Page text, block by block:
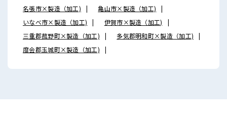
名張市×製造（加工)
亀山市×製造（加工)
いなべ市×製造（加工)
伊賀市×製造（加工)
三重郡菰野町×製造（加工)
多気郡明和町×製造（加工)
度会郡玉城町×製造（加工)